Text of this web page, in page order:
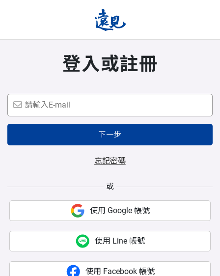
登入或註冊
下一步
忘記密碼
或
使用 Google 帳號
使用 Line 帳號
使用 Facebook 帳號